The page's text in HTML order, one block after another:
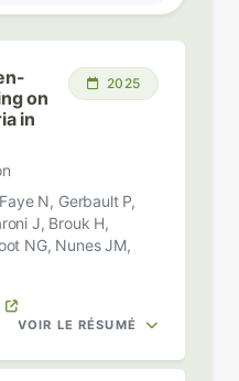
on
in
2025
N, Gerbault P,
J, Brouk H,
NG, Nunes JM,
VOIR LE RÉSUMÉ